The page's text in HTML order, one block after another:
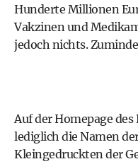
Hunderte Millionen
Vakzinen und
jedoch nichts.
Auf der Homepage
lediglich die Namen
Kleingedruckten der